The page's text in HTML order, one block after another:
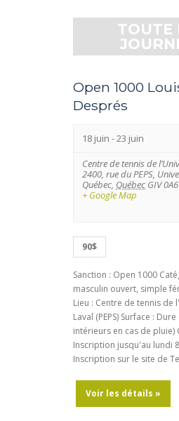
n
s
S
a
n
d
V
i
e
w
N
n
e
n
s
N
a
v
i
g
a
t
TOUTE
Open 1000
Després
18 juin -23 juin
Centre de tennis de
2400, rue du PEPS,
Québec Québec GIV 0A6
+ Google Map
90$
Sanction : Open 1000
masculin ouvert, simple
Lieu : Centre de tennis de
Laval (PEPS) Surface :
intérieurs en cas de pluie)
Inscription jusqu'au lundi
Inscription sur le site de
Voir les détails »